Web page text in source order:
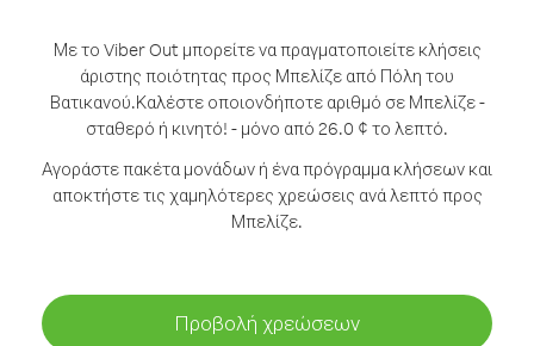
Με το Viber Out μπορείτε να πραγματοποιείτε κλήσεις
άριστης ποιότητας προς Μπελίζε από Πόλη του
Βατικανού.Καλέστε οποιονδήποτε αριθμό σε Μπελίζε -
σταθερό ή κινητό! - μόνο από 26.0 ¢ το λεπτό.
Αγοράστε πακέτα μονάδων ή ένα πρόγραμμα κλήσεων και
αποκτήστε τις χαμηλότερες χρεώσεις ανά λεπτό προς
Μπελίζε.
Προβολή χρεώσεων